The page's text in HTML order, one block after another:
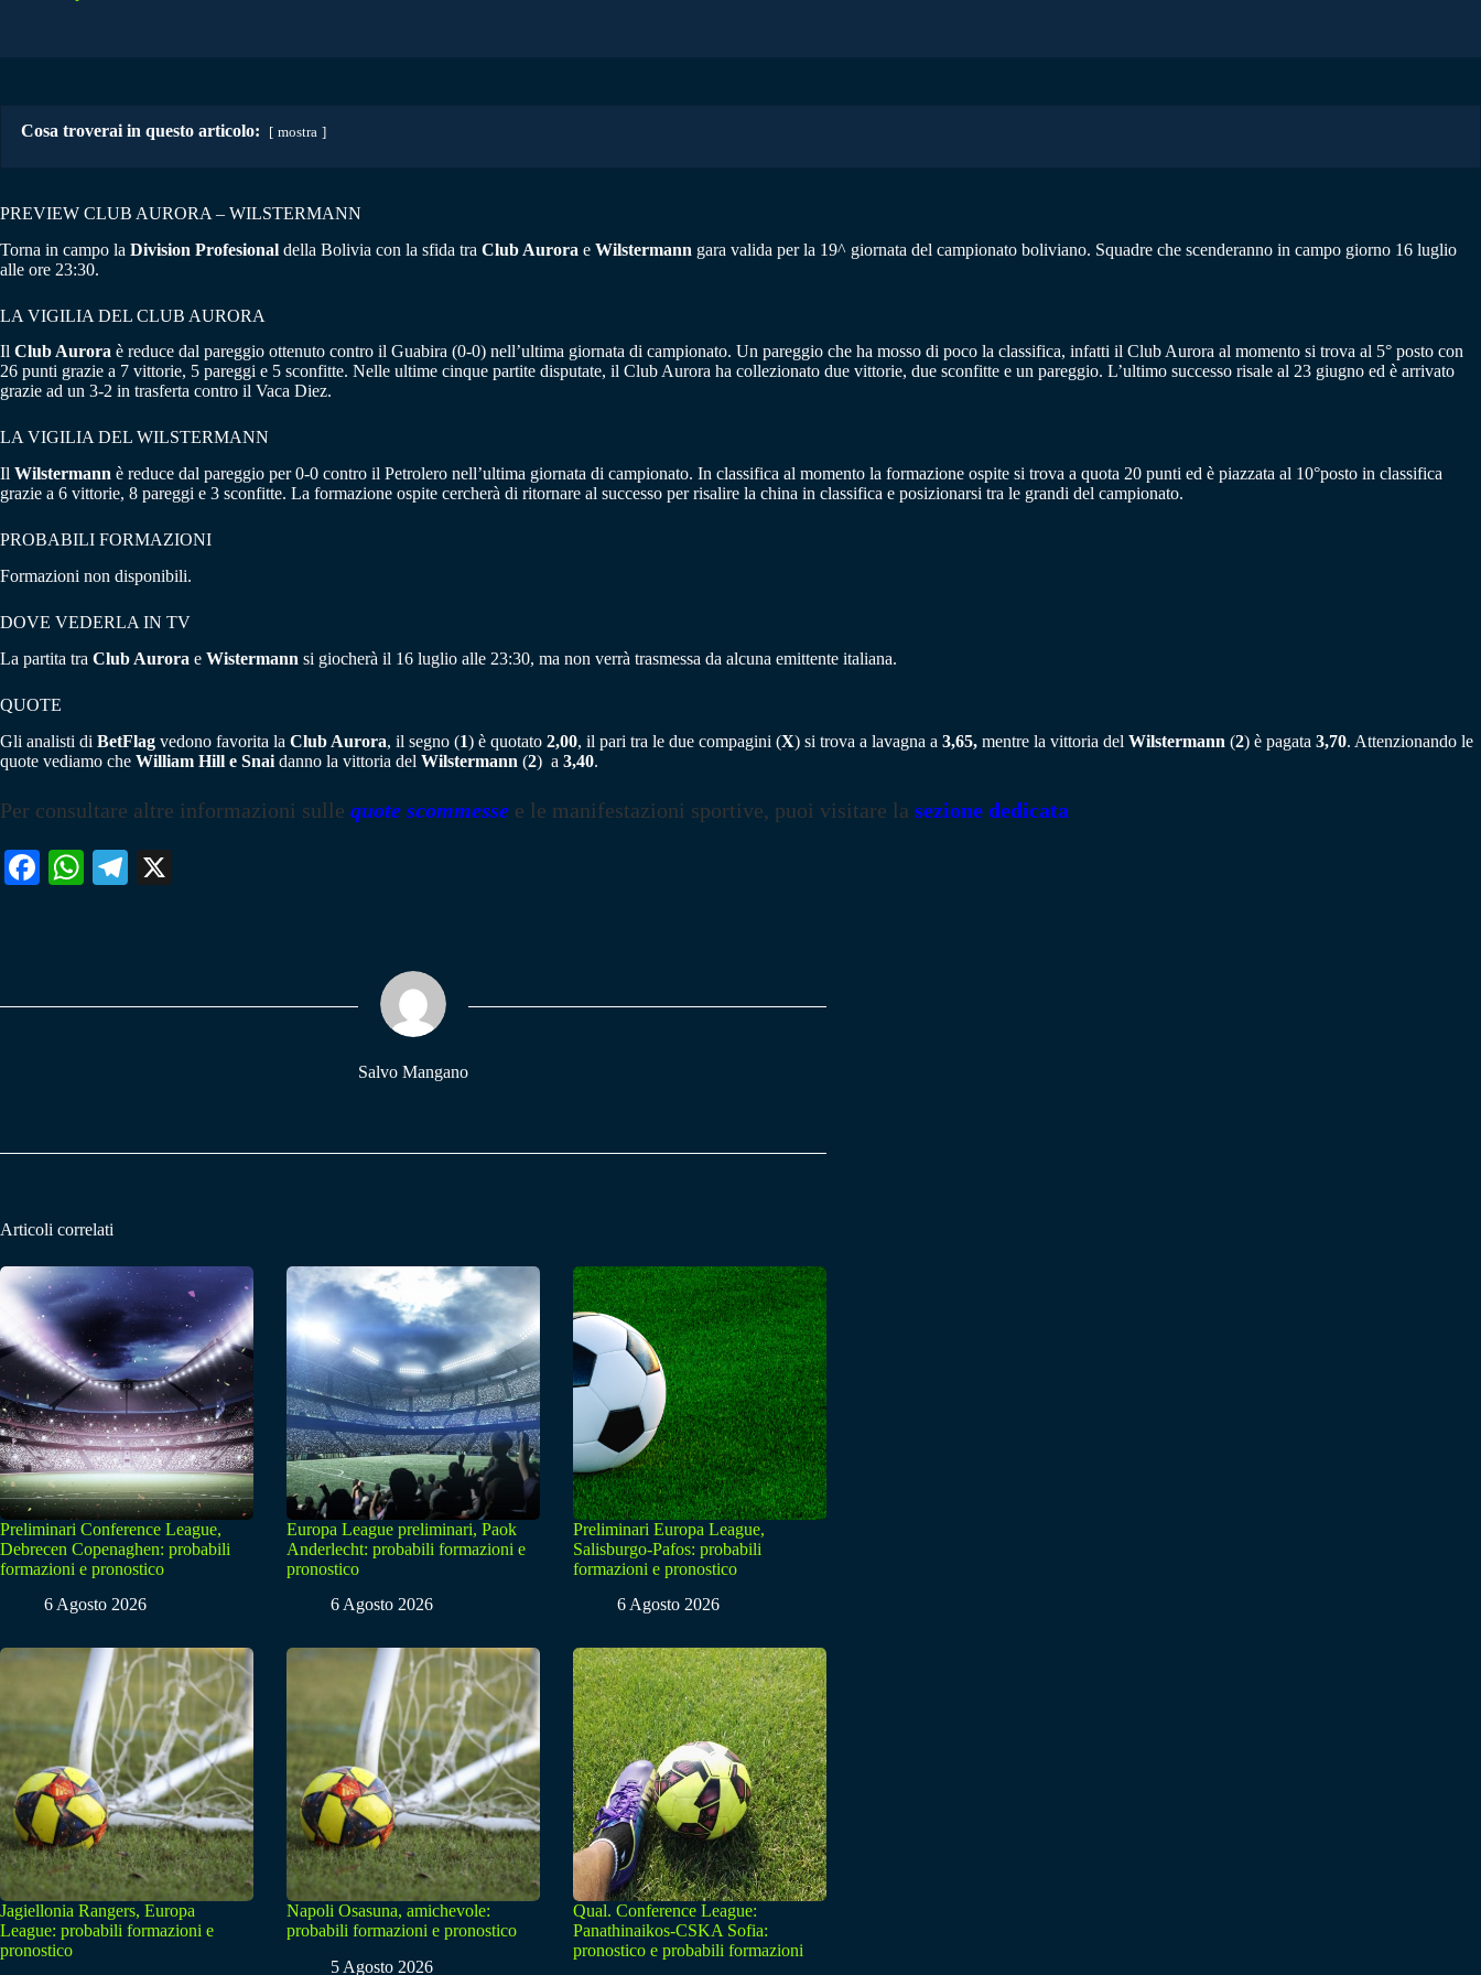
Cosa troverai in questo articolo: mostra
PREVIEW CLUB AURORA – WILSTERMANN
Torna in campo la Division Profesional della Bolivia con la sfida tra Club Aurora e Wilstermann gara valida per la 19^ giornata del campionato boliviano. Squadre che scenderanno in campo giorno 16 luglio
alle ore 23:30.
LA VIGILIA DEL CLUB AURORA
Il Club Aurora è reduce dal pareggio ottenuto contro il Guabira (0-0) nell’ultima giornata di campionato. Un pareggio che ha mosso di poco la classifica, infatti il Club Aurora al momento si trova al 5° posto con
26 punti grazie a 7 vittorie, 5 pareggi e 5 sconfitte. Nelle ultime cinque partite disputate, il Club Aurora ha collezionato due vittorie, due sconfitte e un pareggio. L’ultimo successo risale al 23 giugno ed è arrivato
grazie ad un 3-2 in trasferta contro il Vaca Diez.
LA VIGILIA DEL WILSTERMANN
Il Wilstermann è reduce dal pareggio per 0-0 contro il Petrolero nell’ultima giornata di campionato. In classifica al momento la formazione ospite si trova a quota 20 punti ed è piazzata al 10°posto in classifica
grazie a 6 vittorie, 8 pareggi e 3 sconfitte. La formazione ospite cercherà di ritornare al successo per risalire la china in classifica e posizionarsi tra le grandi del campionato.
PROBABILI FORMAZIONI
Formazioni non disponibili.
DOVE VEDERLA IN TV
La partita tra Club Aurora e Wistermann si giocherà il 16 luglio alle 23:30, ma non verrà trasmessa da alcuna emittente italiana.
QUOTE
Gli analisti di BetFlag vedono favorita la Club Aurora, il segno (1) è quotato 2,00, il pari tra le due compagini (X) si trova a lavagna a 3,65, mentre la vittoria del Wilstermann (2) è pagata 3,70. Attenzionando le
quote vediamo che William Hill e Snai danno la vittoria del Wilstermann (2) a 3,40.
Per consultare altre informazioni sulle quote scommesse e le manifestazioni sportive, puoi visitare la sezione dedicata
Fa W
pp
Te
m
Salvo Mangano
Articoli correlati
Preliminari Conference League,
Debrecen Copenaghen: probabili
formazioni e pronostico
6 Agosto 2026
Europa League preliminari, Paok
Anderlecht: probabili formazioni e
pronostico
6 Agosto 2026
Preliminari Europa League,
Salisburgo-Pafos: probabili
formazioni e pronostico
6 Agosto 2026
Jagiellonia Rangers, Europa
League: probabili formazioni e
pronostico
Napoli Osasuna, amichevole:
probabili formazioni e pronostico
5 Agosto 2026
Qual. Conference League:
Panathinaikos-CSKA Sofia:
pronostico e probabili formazioni